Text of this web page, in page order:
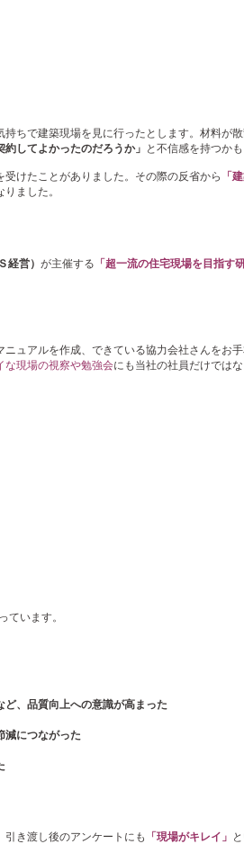
ちで建築現場を見に行ったとします。材料が
約してよかったのだろうか」 と不信感を持つかも
けたことがありました。その際の反省から
「
ました。
経営） が主催する 「超一流の住宅現場を目指す
ュアルを作成、できている協力会社さんをお
な現場の視察や勉強会にも当社の社員だけでは
ています。
、品質向上への意識が高まった
減につながった
引き渡し後のアンケートにも 「現場がキレイ」